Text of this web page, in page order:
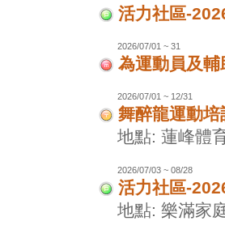
活力社區-
2026/07/01 ~ 31
為運動員及
2026/07/01 ~ 12/31
舞醉龍運動培
地點: 蓮峰體
2026/07/03 ~ 08/28
活力社區-
地點: 樂滿家